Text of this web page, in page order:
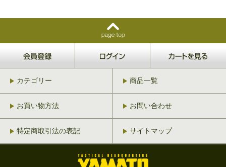
カテゴリー 商品一覧
お買い物方法 お問い合わせ
特定商取引法の表記 サイトマップ